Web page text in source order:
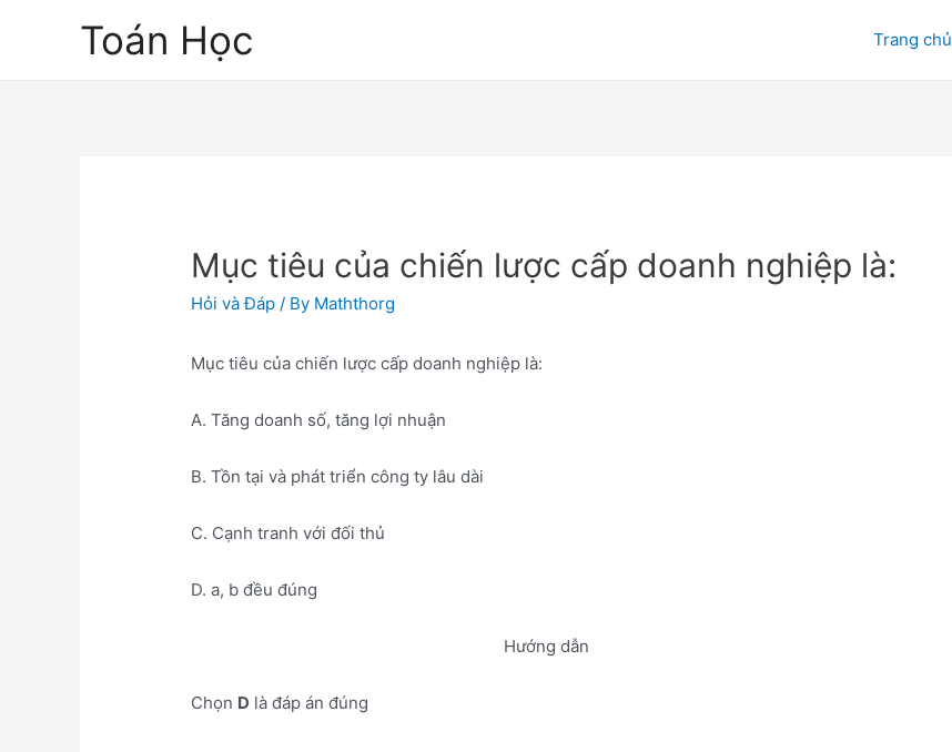
Toán Học Trang chủ
Mục tiêu của chiến lược cấp doanh nghiệp là:
Hỏi và Đáp / By Maththorg
Mục tiêu của chiến lược cấp doanh nghiệp là:
A. Tăng doanh số, tăng lợi nhuận
B. Tồn tại và phát triển công ty lâu dài
C. Cạnh tranh với đối thủ
D. a, b đều đúng
Hướng dẫn
Chọn D là đáp án đúng